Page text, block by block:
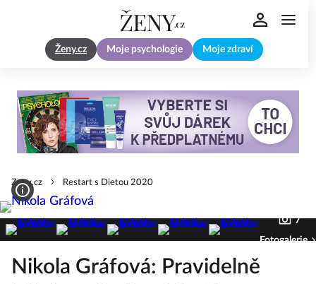
Ženy.cz Moje psychologie Moje zdraví
Zeny.cz Restart s Dietou 2020
7
Fotogalerie
Nikola Gráfová: Pravidelně